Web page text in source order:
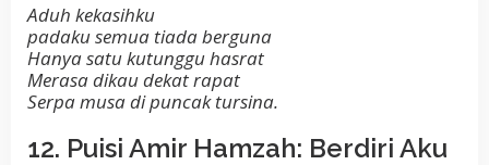
Aduh kekasihku
padaku semua tiada berguna
Hanya satu kutunggu hasrat
Merasa dikau dekat rapat
Serpa musa di puncak tursina.
12. Puisi Amir Hamzah: Berdiri Aku